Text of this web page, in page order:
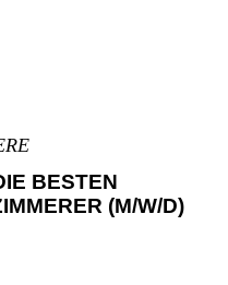
BESTEN
(M/W/D)